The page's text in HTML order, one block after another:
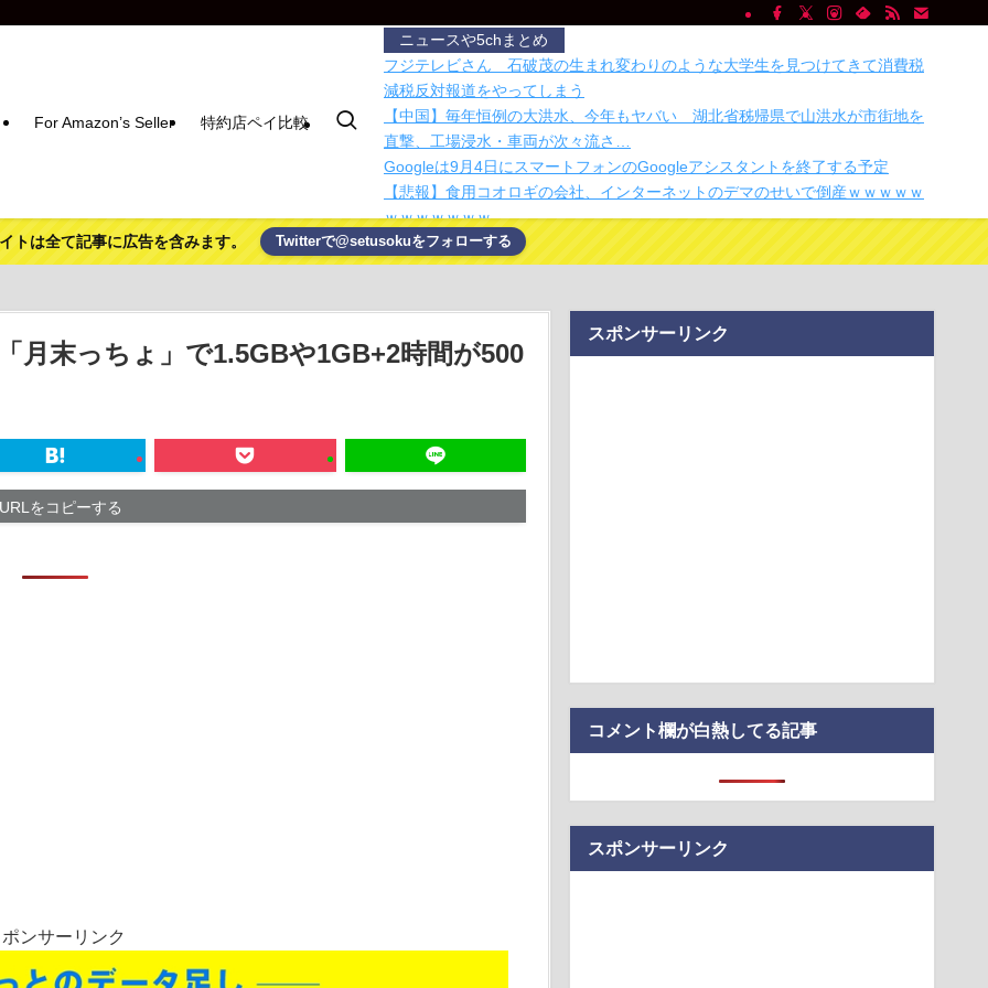
For Amazon’s Seller 特約店ペイ比較
ニュースや5chまとめ
フジテレビさん 石破茂の生まれ変わりのような大学生を見つけてきて消費税
減税反対報道をやってしまう
【中国】毎年恒例の大洪水、今年もヤバい 湖北省秭帰県で山洪水が市街地を
直撃、工場浸水・車両が次々流さ…
Googleは9月4日にスマートフォンのGoogleアシスタントを終了する予定
【悲報】食用コオロギの会社、インターネットのデマのせいで倒産ｗｗｗｗｗ
ｗｗｗｗｗｗｗ
セクシー女優「熊本に300万円寄付します」 アンチ「汚い金ありがとう♥」
カメラと合体してみたくて。3Dプリンターでウェアラブルカメラ、作ってみた
【本日セール終了】iPhone Airが最大26%オフ、AmazonがAppleの値上げを無
力化して…
Meta、コーディングエージェント「Muse Code」発表 Claude CodeやCodex
北朝鮮、日本に警告。「戦犯国家に戻ろうとしている日本に軍事的選択肢を検
討」
に絶対反対と力を合わせ始める
トは全て記事に広告を含みます。 Twitterで@setusokuをフォローする
月末っちょ」で1.5GBや1GB+2時間が500
URLをコピーする
ンサーリンク
スポンサーリンク
コメント欄が白熱してる記事
スポンサーリンク